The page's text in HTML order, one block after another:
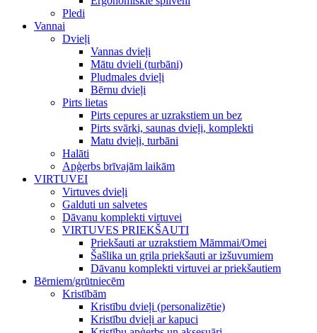
Pledi
Vannai
Dvieļi
Vannas dvieļi
Mātu dvieli (turbāni)
Pludmales dvieļi
Bērnu dvieļi
Pirts lietas
Pirts cepures ar uzrakstiem un bez
Pirts svārki, saunas dvieļi, komplekti
Matu dvieļi, turbāni
Halāti
Apģerbs brīvajām laikām
VIRTUVEI
Virtuves dvieļi
Galduti un salvetes
Dāvanu komplekti virtuvei
VIRTUVES PRIEKŠAUTI
Priekšauti ar uzrakstiem Māmmai/Omei
Šašlika un grila priekšauti ar izšuvumiem
Dāvanu komplekti virtuvei ar priekšautiem
Bērniem/grūtniecēm
Kristībām
Kristību dvieļi (personalizētie)
Kristību dvieļi ar kapuci